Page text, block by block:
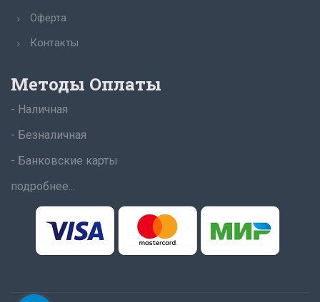
Оферта
Контакты
Методы Оплаты
- Наличная
- Безналичная
- Банковские карты
подробнее...